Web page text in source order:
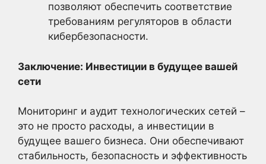
позволяют обеспечить соответствие
требованиям регуляторов в области
кибербезопасности.
Заключение: Инвестиции в будущее вашей
сети
Мониторинг и аудит технологических сетей –
это не просто расходы, а инвестиции в
будущее вашего бизнеса. Они обеспечивают
стабильность, безопасность и эффективность